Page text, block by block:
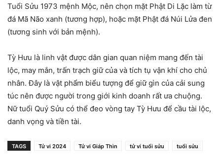
Tuổi Sửu 1973 mệnh Mộc, nên chọn mặt Phật Di Lặc làm từ
đá Mã Não xanh (tương hợp), hoặc mặt Phật đá Núi Lửa đen
(tương sinh với bản mệnh).
Tỳ Hưu là linh vật được dân gian quan niệm mang đến tài
lộc, may mắn, trấn trạch giữ của và tích tụ vận khí cho chủ
nhân. Đây là vật phẩm biểu tượng để giữ gìn của cải sung
túc nên được người trong giới kinh doanh rất ưa chuộng.
Nữ tuổi Quý Sửu có thể đeo vòng tay Tỳ Hưu để cầu tài lộc,
danh vọng và tiền tài.
TAGS Tử vi 2024 Tử vi Giáp Thìn tử vi tuổi sửu tuổi sửu